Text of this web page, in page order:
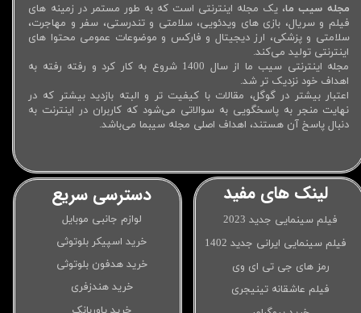
مجله سیب ما، یک مجله اینترنتی است که به طور مستمر در زمینه های
فیلم و سریال، بازی های ویدئویی، سلامتی و تندرستی، سفر و مهاجرت،
سلامتی و پزشکی، ارز دیجیتال و فارکس و موضوعات عمومی محتوا های
اینترنتی تولید می‌کند.
مجله اینترنتی سیب ما از سال 1400 شروع به کار کرد و رفته رفته به
اهداف خود نزدیک تر شد.
اعتبار بیشتر در گوگل، مقالات با کیفیت تر و البته بازدید بیشتر که در
نهایت منجر به پاسخگویی به سوالاتی می‌شود که کاربران در اینترنت به
دنبال پاسخ آن هستند، اهداف اصلی مجله سیبما می‌باشد.
دسترسی سریع
لوازم جانبی موبایل
خرید اسپیکر بلوتوثی
خرید هدفون بلوتوثی
خرید هندزفری
لینک های مفید
فیلم سینمایی جدید 2023
فیلم سینمایی ایرانی جدید 1402
رمز های جی تی ای وی
فیلم عاشقانه تینیجری